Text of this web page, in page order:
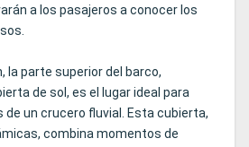
a los pasajeros a conocer los
la parte superior del barco,
de sol, es el lugar ideal para
de un crucero fluvial. Esta cubierta,
combina momentos de